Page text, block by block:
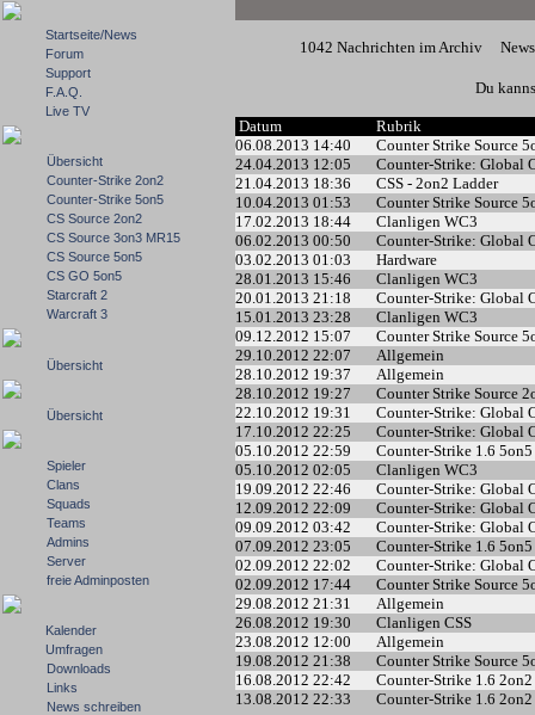
Startseite/News
Forum
Support
F.A.Q.
Live TV
Übersicht
Counter-Strike 2on2
Counter-Strike 5on5
CS Source 2on2
CS Source 3on3 MR15
CS Source 5on5
CS GO 5on5
Starcraft 2
Warcraft 3
Übersicht
Übersicht
Spieler
Clans
Squads
Teams
Admins
Server
freie Adminposten
Kalender
Umfragen
Downloads
Links
News schreiben
1042 Nachrichten im Archiv
Du
Datum
Rubrik
06.08.2013 14:40
Counter Strike Source
24.04.2013 12:05
Counter-Strike: Global
21.04.2013 18:36
CSS - 2on2 Ladder
10.04.2013 01:53
Counter Strike Source
17.02.2013 18:44
Clanligen WC3
06.02.2013 00:50
Counter-Strike: Global
03.02.2013 01:03
Hardware
28.01.2013 15:46
Clanligen WC3
20.01.2013 21:18
Counter-Strike: Global
15.01.2013 23:28
Clanligen WC3
09.12.2012 15:07
Counter Strike Source
29.10.2012 22:07
Allgemein
28.10.2012 19:37
Allgemein
28.10.2012 19:27
Counter Strike Source
22.10.2012 19:31
Counter-Strike: Global
17.10.2012 22:25
Counter-Strike: Global
05.10.2012 22:59
Counter-Strike 1.6
05.10.2012 02:05
Clanligen WC3
19.09.2012 22:46
Counter-Strike: Global
12.09.2012 22:09
Counter-Strike: Global
09.09.2012 03:42
Counter-Strike: Global
07.09.2012 23:05
Counter-Strike 1.6
02.09.2012 22:02
Counter-Strike: Global
02.09.2012 17:44
Counter Strike Source
29.08.2012 21:31
Allgemein
26.08.2012 19:30
Clanligen CSS
23.08.2012 12:00
Allgemein
19.08.2012 21:38
Counter Strike Source
16.08.2012 22:42
Counter-Strike 1.6
13.08.2012 22:33
Counter-Strike 1.6